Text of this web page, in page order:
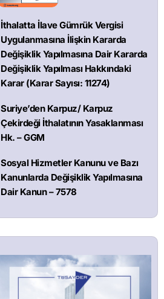
İthalatta İlave Gümrük Vergisi
Uygulanmasına İlişkin Kararda
Değişiklik Yapılmasına Dair Kararda
Değişiklik Yapılması Hakkındaki
Karar (Karar Sayısı: 11274)
Suriye’den Karpuz/ Karpuz
Çekirdeği İthalatının Yasaklanması
Hk. – GGM
Sosyal Hizmetler Kanunu ve Bazı
Kanunlarda Değişiklik Yapılmasına
Dair Kanun – 7578